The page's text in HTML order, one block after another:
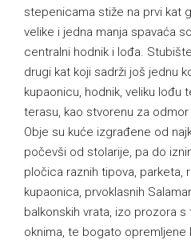
stepenicama stiže na prvi kat
velike i jedna manja spavaća
centralni hodnik i lođa.
drugi kat koji sadrži još jednu
kupaonicu, hodnik, veliku lođu
terasu, kao stvorenu za odmor
Obje su kuće izgrađene od
počevši od stolarije, pa do
pločica raznih tipova, parketa,
kupaonica, prvoklasnih
balkonskih vrata, izo prozora
oknima, te bogato opremljene